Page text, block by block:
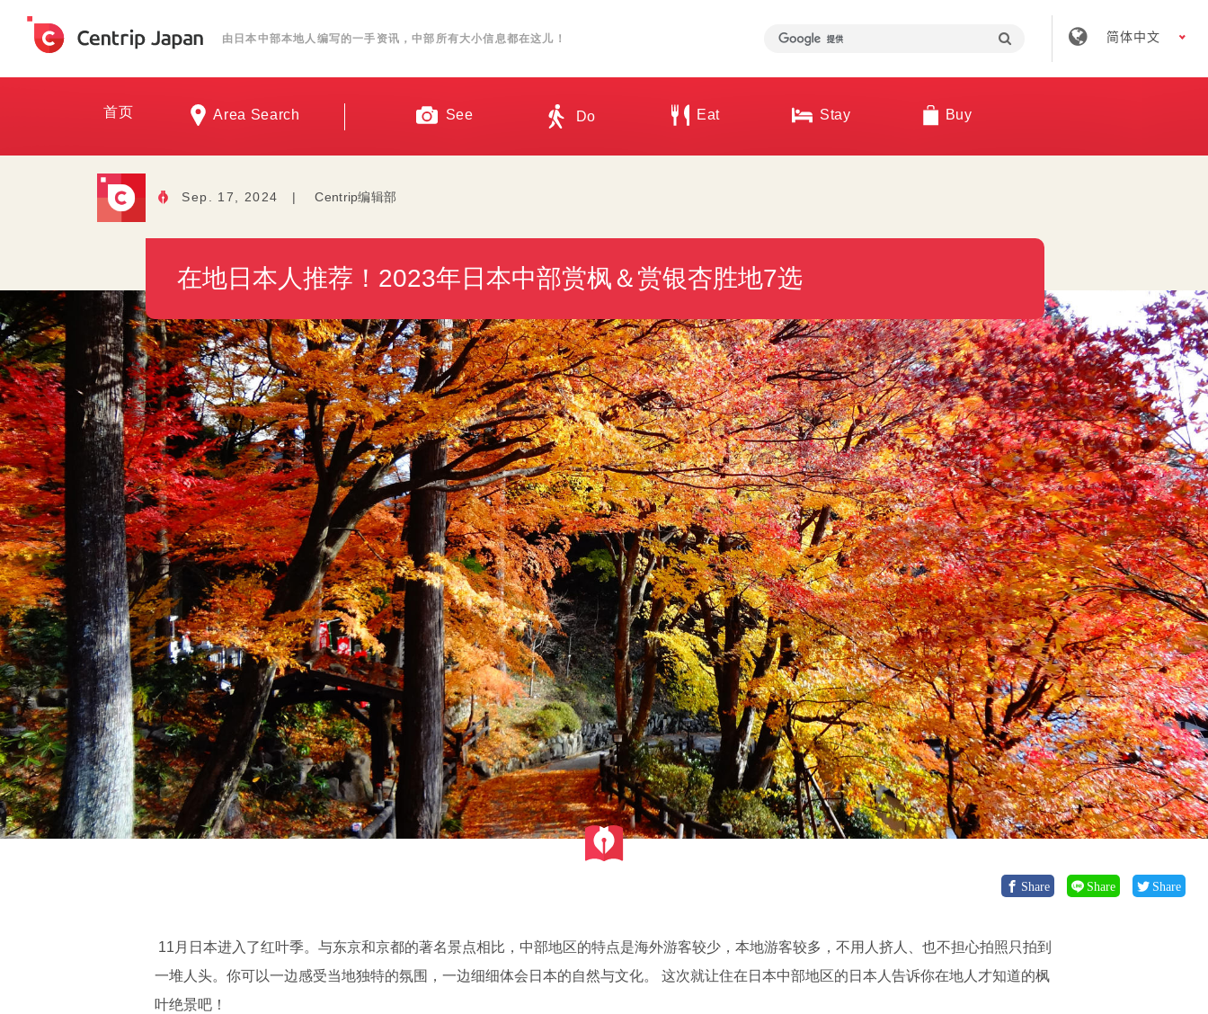
由日本中部本地人编写的一手资讯，中部所有大小信息都在这儿！ 简体中文
首页 Area Search See Do Eat Stay Buy
Sep. 17, 2024 | Centrip编辑部
在地日本人推荐！2023年日本中部赏枫＆赏银杏胜地7选
Share Share Share
11月日本进入了红叶季。与东京和京都的著名景点相比，中部地区的特点是海外游客较少，本地游客较多，不用人挤人、也不担心拍照只拍到
一堆人头。你可以一边感受当地独特的氛围，一边细细体会日本的自然与文化。 这次就让住在日本中部地区的日本人告诉你在地人才知道的枫
叶绝景吧！